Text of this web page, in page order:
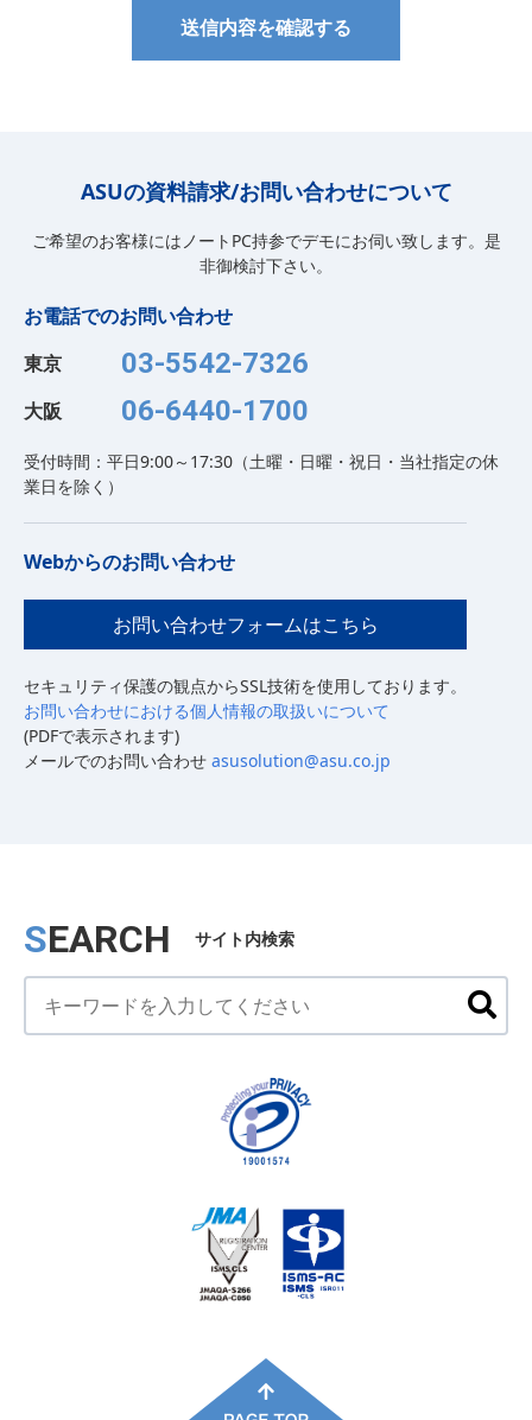
人情報の取得、利用及び提供を行います。また、取得した
個人情報の目的外利用をしないよう処置を講じます。
を行っておりません。
6. オンラインセミナーの配信について
オンラインセミナーでは、Microsoft Teams、Zoom など
これらのプラットフォームにログインした際やチャット機
能を使用した場合には、アカウント情報や投稿内容が取得
される可能性があります。
お客様の個人情報に関する開示請求、苦情、ご相談等につ
きましては、以下の窓口までご連絡ください。
東京都中央区八丁堀2-21-2 Email: asusolution＠
TEL:03-5542-7326 総務 渡辺 桃圭
送信内容を確認する
ASUの資料請求/お問い合わせについて
ご希望のお客様にはノートPC持参でデモにお伺い致します。是
非御検討下さい。
お電話でのお問い合わせ
東京
03-5542-7326
大阪 06-6440-1700
受付時間：平日9:00～17:30（土曜・日曜・祝日・当社指定の休
業日を除く）
Webからのお問い合わせ
お問い合わせフォームはこちら
セキュリティ保護の観点からSSL技術を使用しております。
お問い合わせにおける個人情報の取扱いについて
(PDFで表示されます)
メールでのお問い合わせ asusolution@asu.co.jp
SEARCH サイト内検索